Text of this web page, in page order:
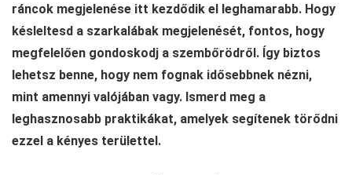
ráncok megjelenése itt kezdődik el leghamarabb. Hogy
késleltesd a szarkalábak megjelenését, fontos, hogy
megfelelően gondoskodj a szembőrödről. Így biztos
lehetsz benne, hogy nem fognak idősebbnek nézni,
mint amennyi valójában vagy. Ismerd meg a
leghasznosabb praktikákat, amelyek segítenek törődni
ezzel a kényes területtel.